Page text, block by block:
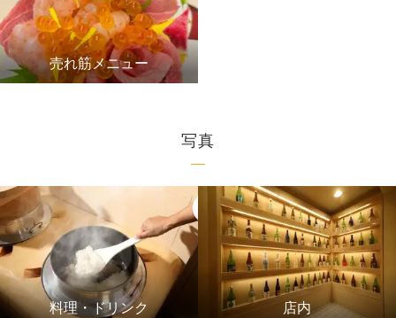
売れ筋メニュー
写真
料理・ドリンク 店内